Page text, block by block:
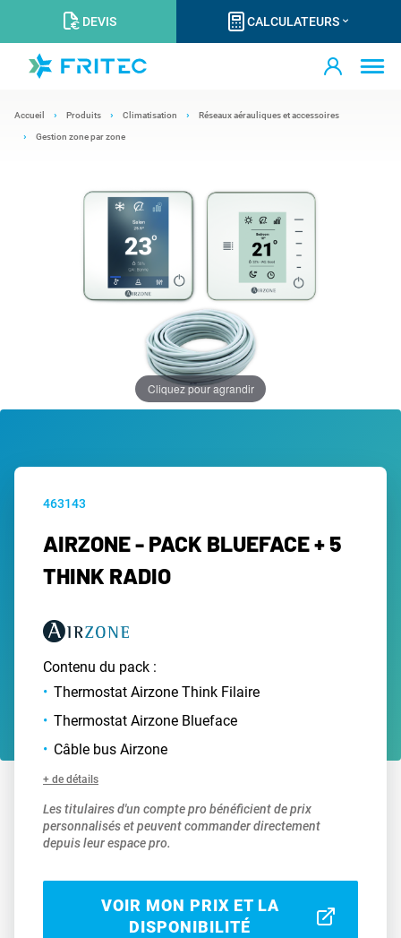
DEVIS CALCULATEURS
Accueil Produits Climatisation Réseaux aérauliques et accessoires
Gestion zone par zone
Cliquez pour agrandir
463143
AIRZONE - PACK BLUEFACE + 5
THINK RADIO
Contenu du pack :
Thermostat Airzone Think Filaire
Thermostat Airzone Blueface
Câble bus Airzone
+ de détails
Les titulaires d'un compte pro bénéficient de prix
personnalisés et peuvent commander directement
depuis leur espace pro.
VOIR MON PRIX ET LA
DISPONIBILITÉ